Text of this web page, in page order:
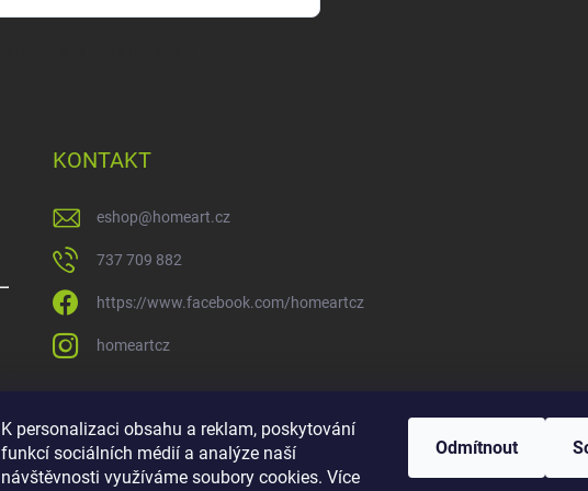
K personalizaci obsahu a reklam, poskytování
funkcí sociálních médií a analýze naší
návštěvnosti využíváme soubory cookies. Více
Odmítnout
KONTAKT
eshop@homeart.cz
737 709 882
https://www.facebook.com/homeartcz
homeartcz